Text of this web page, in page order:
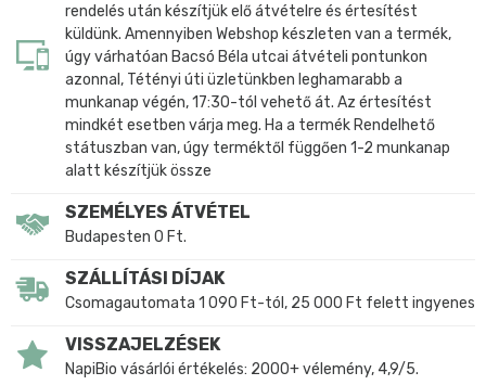
rendelés után készítjük elő átvételre és értesítést
küldünk. Amennyiben Webshop készleten van a termék,
úgy várhatóan Bacsó Béla utcai átvételi pontunkon
azonnal, Tétényi úti üzletünkben leghamarabb a
munkanap végén, 17:30-tól vehető át. Az értesítést
mindkét esetben várja meg. Ha a termék Rendelhető
státuszban van, úgy terméktől függően 1-2 munkanap
alatt készítjük össze
SZEMÉLYES ÁTVÉTEL
Budapesten 0 Ft.
SZÁLLÍTÁSI DÍJAK
Csomagautomata 1 090 Ft-tól, 25 000 Ft felett ingyenes
VISSZAJELZÉSEK
NapiBio vásárlói értékelés: 2000+ vélemény, 4,9/5.